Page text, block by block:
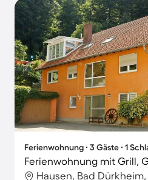
Ferienwohnung ∙ 3 Gäste ∙ 1
Ferienwohnung mit Grill,
Hausen, Bad